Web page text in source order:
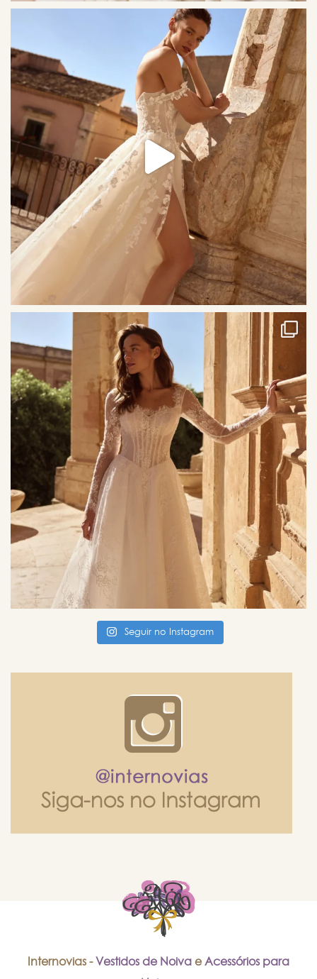
Seguir no Instagram
Internovias - Vestidos de Noiva eAcessórios para